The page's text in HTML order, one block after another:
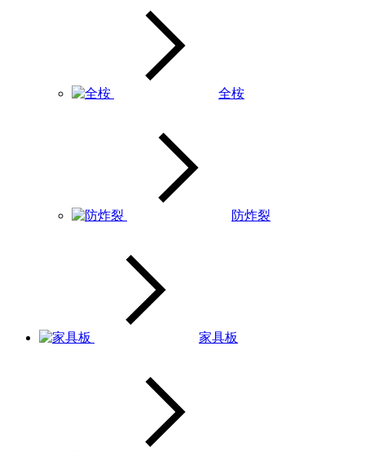
全桉
防炸裂
家具板